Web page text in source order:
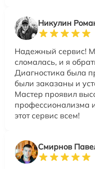
Никулин
Надежный сервис!
сломалась, и я
Диагностика была
были заказаны и
Мастер проявил
профессионализма
этот сервис всем!
Смирнов